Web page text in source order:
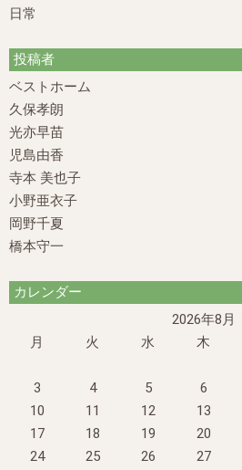
日常
投稿者
ベストホーム
久保孝朗
光亦早苗
児島由香
寺本 美也子
小野亜衣子
岡野千夏
橋本守一
カレンダー
2026年8月
月
火 水 木
3
4 5 6
10
11 12 13
17
18 19 20
24
25 26 27